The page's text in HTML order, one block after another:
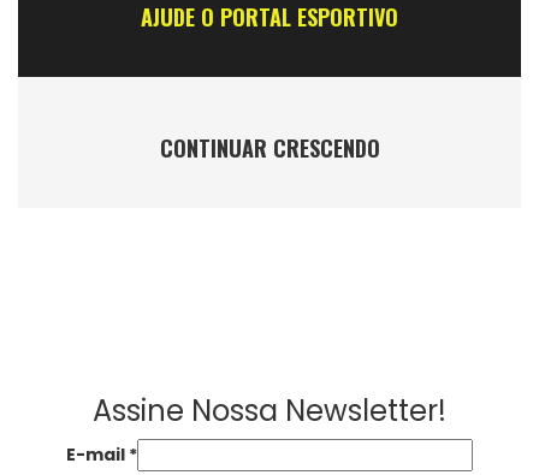
AJUDE O PORTAL ESPORTIVO
CONTINUAR CRESCENDO
Assine Nossa Newsletter!
E-mail *